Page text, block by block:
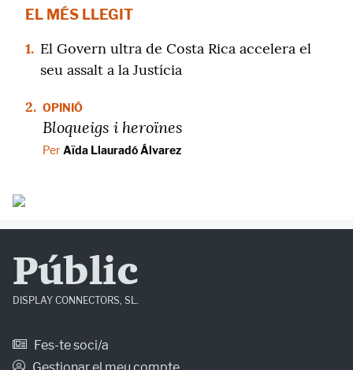
EL MÉS LLEGIT
1. El Govern ultra de Costa Rica accelera el
seu assalt a la Justícia
2. OPINIÓ
Bloqueigs i heroïnes
Per Aïda Llauradó Álvarez
Públic
DISPLAY CONNECTORS, SL.
Fes-te soci/a